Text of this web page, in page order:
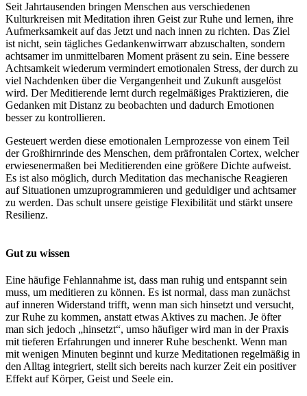
Seit Jahrtausenden bringen Menschen aus verschiedenen
Kulturkreisen mit Meditation ihren Geist zur Ruhe und lernen, ihre
Aufmerksamkeit auf das Jetzt und nach innen zu richten. Das Ziel
ist nicht, sein tägliches Gedankenwirrwarr abzuschalten, sondern
achtsamer im unmittelbaren Moment präsent zu sein. Eine bessere
Achtsamkeit wiederum vermindert emotionalen Stress, der durch zu
viel Nachdenken über die Vergangenheit und Zukunft ausgelöst
wird. Der Meditierende lernt durch regelmäßiges Praktizieren, die
Gedanken mit Distanz zu beobachten und dadurch Emotionen
besser zu kontrollieren.
Gesteuert werden diese emotionalen Lernprozesse von einem Teil
der Großhirnrinde des Menschen, dem präfrontalen Cortex, welcher
erwiesenermaßen bei Meditierenden eine größere Dichte aufweist.
Es ist also möglich, durch Meditation das mechanische Reagieren
auf Situationen umzuprogrammieren und geduldiger und achtsamer
zu werden. Das schult unsere geistige Flexibilität und stärkt unsere
Resilienz.
Gut zu wissen
Eine häufige Fehlannahme ist, dass man ruhig und entspannt sein
muss, um meditieren zu können. Es ist normal, dass man zunächst
auf inneren Widerstand trifft, wenn man sich hinsetzt und versucht,
zur Ruhe zu kommen, anstatt etwas Aktives zu machen. Je öfter
man sich jedoch „hinsetzt“, umso häufiger wird man in der Praxis
mit tieferen Erfahrungen und innerer Ruhe beschenkt. Wenn man
mit wenigen Minuten beginnt und kurze Meditationen regelmäßig in
den Alltag integriert, stellt sich bereits nach kurzer Zeit ein positiver
Effekt auf Körper, Geist und Seele ein.